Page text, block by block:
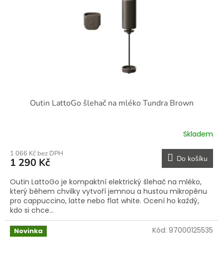
Outin LattoGo šlehač na mléko Tundra Brown
Skladem
1 066 Kč bez DPH
1 290 Kč Do košíku
Outin LattoGo je kompaktní elektrický šlehač na mléko,
který během chvilky vytvoří jemnou a hustou mikropěnu
pro cappuccino, latte nebo flat white. Ocení ho každý,
kdo si chce...
Novinka Kód: 97000125535